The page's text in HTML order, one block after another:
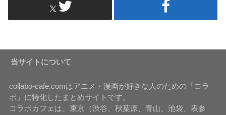
当サイトについて
collabo-cafe.comはアニメ・漫画が好きな人のための「コラ
ボ」に特化したまとめサイトです。
コラボカフェは、東京（渋谷、秋葉原、青山、池袋、表参